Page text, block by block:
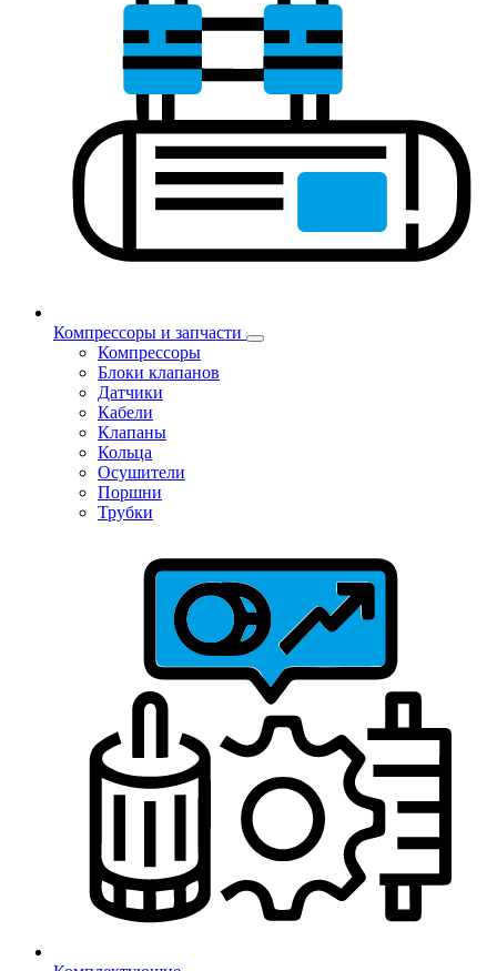
Компрессоры и запчасти
Компрессоры
Блоки клапанов
Датчики
Кабели
Клапаны
Кольца
Осушители
Поршни
Трубки